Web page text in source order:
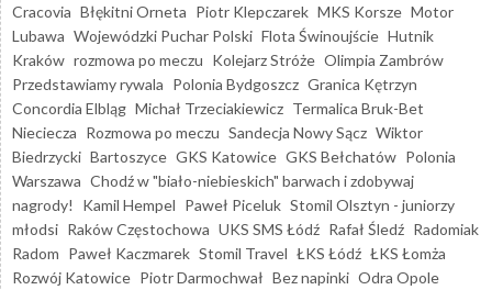
Cracovia Błękitni Orneta Piotr Klepczarek MKS Korsze Motor
Lubawa Wojewódzki Puchar Polski Flota Świnoujście Hutnik
Kraków rozmowa po meczu Kolejarz Stróże Olimpia Zambrów
Przedstawiamy rywala Polonia Bydgoszcz Granica Kętrzyn
Concordia Elbląg Michał Trzeciakiewicz Termalica Bruk-Bet
Nieciecza Rozmowa po meczu Sandecja Nowy Sącz Wiktor
Biedrzycki Bartoszyce GKS Katowice GKS Bełchatów Polonia
Warszawa Chodź w "biało-niebieskich" barwach i zdobywaj
nagrody!
Kamil Hempel Paweł Piceluk Stomil Olsztyn - juniorzy
młodsi Raków Częstochowa UKS SMS Łódź Rafał Śledź Radomiak
Radom Paweł Kaczmarek Stomil Travel ŁKS Łódź ŁKS Łomża
Rozwój Katowice Piotr Darmochwał Bez napinki Odra Opole